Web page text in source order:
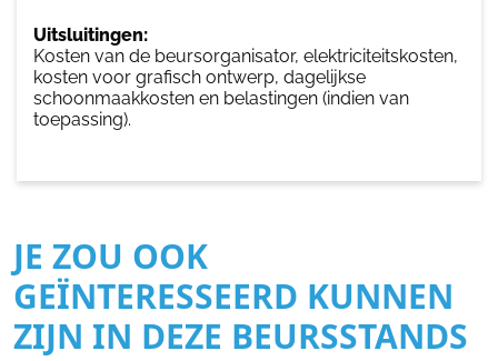
Uitsluitingen:
Kosten van de beursorganisator, elektriciteitskosten,
kosten voor grafisch ontwerp, dagelijkse
schoonmaakkosten en belastingen (indien van
toepassing).
JE ZOU OOK
GEÏNTERESSEERD KUNNEN
ZIJN IN DEZE BEURSSTANDS